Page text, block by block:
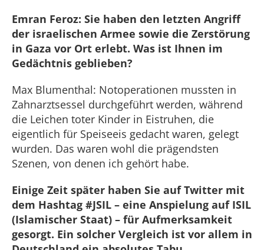
Emran Feroz: Sie haben den letzten Angriff
der israelischen Armee sowie die Zerstörung
in Gaza vor Ort erlebt. Was ist Ihnen im
Gedächtnis geblieben?
Max Blumenthal: Notoperationen mussten in
Zahnarztsessel durchgeführt werden, während
die Leichen toter Kinder in Eistruhen, die
eigentlich für Speiseeis gedacht waren, gelegt
wurden. Das waren wohl die prägendsten
Szenen, von denen ich gehört habe.
Einige Zeit später haben Sie auf Twitter mit
dem Hashtag #JSIL – eine Anspielung auf ISIL
(Islamischer Staat) – für Aufmerksamkeit
gesorgt. Ein solcher Vergleich ist vor allem in